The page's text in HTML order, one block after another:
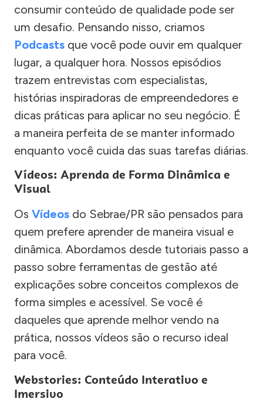
consumir conteúdo de qualidade pode ser
um desafio. Pensando nisso, criamos
Podcasts que você pode ouvir em qualquer
lugar, a qualquer hora. Nossos episódios
trazem entrevistas com especialistas,
histórias inspiradoras de empreendedores e
dicas práticas para aplicar no seu negócio. É
a maneira perfeita de se manter informado
enquanto você cuida das suas tarefas diárias.
Vídeos: Aprenda de Forma Dinâmica e
Visual
Os Vídeos do Sebrae/PR são pensados para
quem prefere aprender de maneira visual e
dinâmica. Abordamos desde tutoriais passo a
passo sobre ferramentas de gestão até
explicações sobre conceitos complexos de
forma simples e acessível. Se você é
daqueles que aprende melhor vendo na
prática, nossos vídeos são o recurso ideal
para você.
Webstories: Conteúdo Interativo e
Imersivo